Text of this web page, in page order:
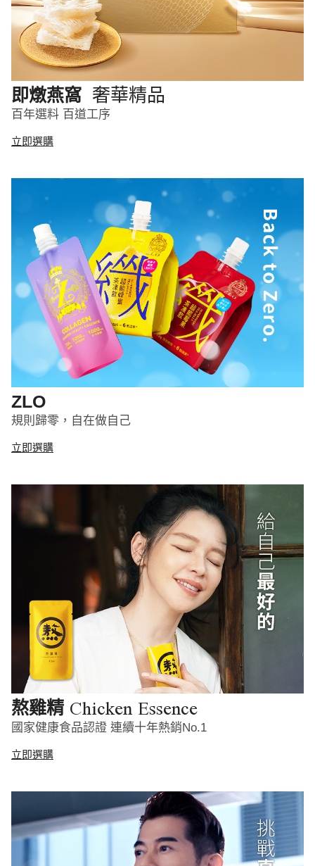
即燉燕窩 奢華精品
百年選料 百道工序
立即選購
ZLO
規則歸零，自在做自己
立即選購
熬雞精 Chicken Essence
國家健康食品認證 連續十年熱銷No.1
立即選購